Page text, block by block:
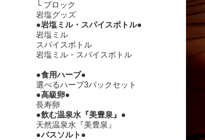
└ ブロック
岩塩グッズ
●岩塩ミル・スパイスボトル●
岩塩ミル
スパイスボトル
岩塩ミル・スパイスボトル
●食用ハーブ●
選べるハーブ3パックセット
●高級卵●
長寿卵
●飲む温泉水『美豊泉』●
天然温泉水『美豊泉』
●バスソルト●